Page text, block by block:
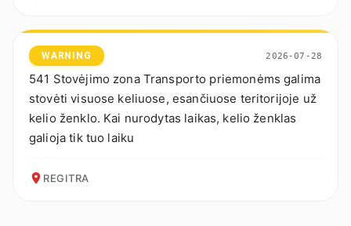
WARNING 2026-07-28
541 Stovėjimo zona Transporto priemonėms galima
stovėti visuose keliuose, esančiuose teritorijoje už
kelio ženklo. Kai nurodytas laikas, kelio ženklas
galioja tik tuo laiku
REGITRA